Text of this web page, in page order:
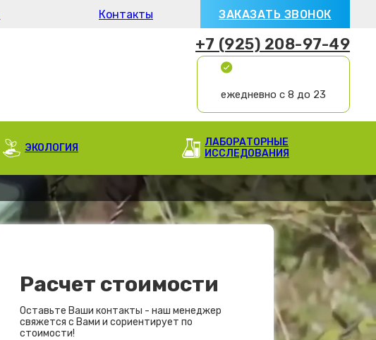
Контакты ЗАКАЗАТЬ ЗВОНОК
+7 (925) 208-97-49
ежедневно с 8 до 23
ЭКОЛОГИЯ
ЛАБОРАТОРНЫЕ
ИССЛЕДОВАНИЯ
Расчет стоимости
Оставьте Ваши контакты - наш менеджер
свяжется с Вами и сориентирует по
стоимости!